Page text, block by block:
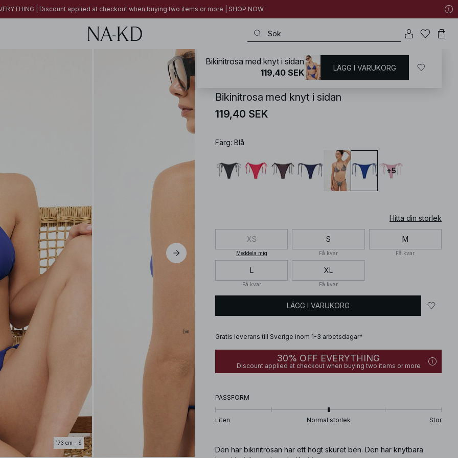
| Discount applied at checkout when buying two items or more | SHOP NOW
173 cm - S
Badkläder / Bikini / Bikininederdelar Brazilian Bikinis
Bikinitrosa med knyt i sidan
119,40 SEK
Färg: Blå
+5
Hitta din storlek
XS
Meddela mig
S
Få kvar
M
Få kvar
L
Få kvar
XL
Få kvar
LÄGG I VARUKORG
Gratis leverans till Sverige inom 1-3 arbetsdagar*
30% OFF EVERYTHING
Discount applied at checkout when buying two items or more
PASSFORM
Liten Normal storlek Stor
Den här bikinitrosan har ett högt skuret ben. Den har knytbara
Bikinitrosa med knyt i sidan
119,40 SEK
LÄGG I VARUKORG